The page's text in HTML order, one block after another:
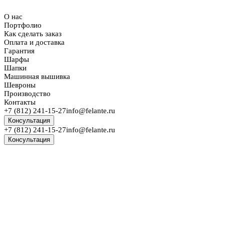
О нас
Портфолио
Как сделать заказ
Оплата и доставка
Гарантия
Шарфы
Шапки
Машинная вышивка
Шевроны
Производство
Контакты
+7 (812) 241-15-27info@felante.ru
Консультация
+7 (812) 241-15-27info@felante.ru
Консультация